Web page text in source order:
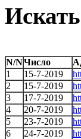
N/NЧисло
1
15-7-2019
2
15-7-2019
3
17-7-2019
4
20-7-2019
5
23-7-2019
6
24-7-2019